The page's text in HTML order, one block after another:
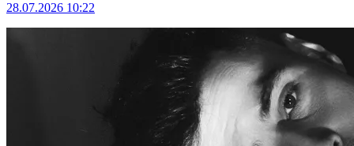
28.07.2026 10:22